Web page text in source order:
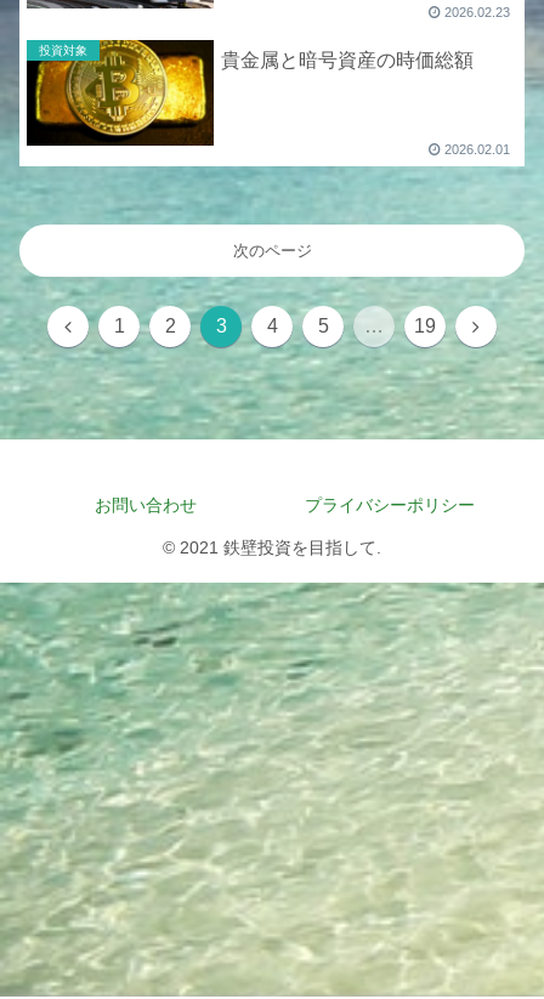
2026.02.23
投資対象 貴金属と暗号資産の時価総額
2026.02.01
次のページ
前
へ
1 2 3 4 5 … 19
次
へ
お問い合わせ プライバシーポリシー
© 2021 鉄壁投資を目指して.